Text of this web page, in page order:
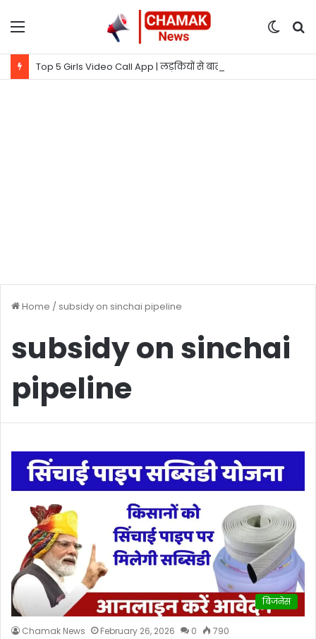
Menu
Switch
Top 5 Girls Video Call App | लड़कियों से बात करने वाला ऐप
Home / subsidy on sinchai pipeline
subsidy on sinchai
pipeline
बिजनेस
Chamak News February 26, 2026 0 790